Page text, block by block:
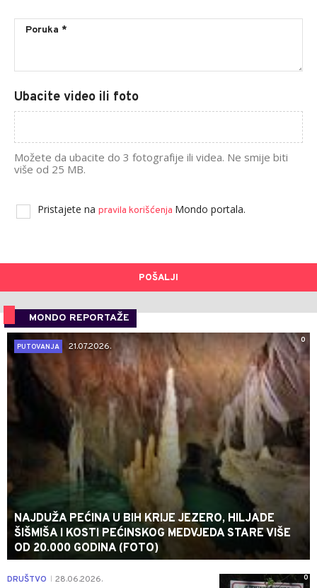
Ubacite video ili foto
Možete da ubacite do 3 fotografije ili videa. Ne smije biti
više od 25 MB.
Pristajete na pravila korišćenja Mondo portala.
POŠALJI
MONDO REPORTAŽE
0
PUTOVANJA
21.07.2026.
NAJDUŽA PEĆINA U BIH KRIJE JEZERO, HILJADE
ŠIŠMIŠA I KOSTI PEĆINSKOG MEDVJEDA STARE VIŠE
OD 20.000 GODINA (FOTO)
0
DRUŠTVO 28.06.2026.